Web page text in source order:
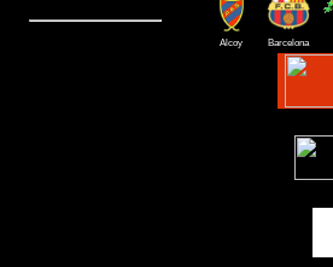
Alcoy Barcelona